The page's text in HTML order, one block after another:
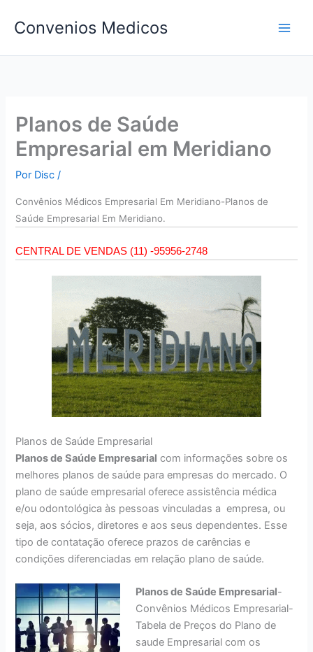
para
conteúdo
Convenios Medicos
Planos de Saúde
Empresarial em Meridiano
Por Disc/
Convênios Médicos Empresarial Em Meridiano-Planos de
Saúde Empresarial Em Meridiano.
CENTRAL DE VENDAS (11) -95956-2748
Planos de Saúde Empresarial
Planos de Saúde Empresarial com informações sobre os
melhores planos de saúde para empresas do mercado. O
plano de saúde empresarial oferece assistência médica
e/ou odontológica às pessoas vinculadas a empresa, ou
seja, aos sócios, diretores e aos seus dependentes. Esse
tipo de contatação oferece prazos de carências e
condições diferenciadas em relação plano de saúde.
Planos de Saúde Empresarial-
Convênios Médicos Empresarial-
Tabela de Preços do Plano de
saude Empresarial com os